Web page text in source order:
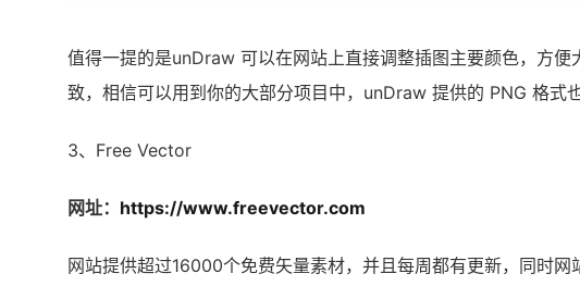
值得一提的是unDraw 可以在网站上直接调整插图主要颜色，方
致，相信可以用到你的大部分项目中，unDraw 提供的 PNG 格式
3、Free Vector
网址： https://www.freevector.com
网站提供超过16000个免费矢量素材，并且每周都有更新，同时